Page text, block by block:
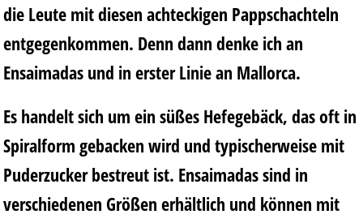
die Leute mit diesen achteckigen Pappschachteln
entgegenkommen. Denn dann denke ich an
Ensaimadas und in erster Linie an Mallorca.
Es handelt sich um ein süßes Hefegebäck, das oft in
Spiralform gebacken wird und typischerweise mit
Puderzucker bestreut ist. Ensaimadas sind in
verschiedenen Größen erhältlich und können mit